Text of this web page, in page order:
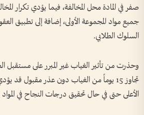
صفر في المادة محل المخالفة، فيما يؤدي تكرار
جميع مواد المجموعة الأولى، إضافة إلى تطبيق
السلوك الطلابي.
وحذرت من تأثير الغياب غير المبرر على مستقبل
تجاوز 15 يوماً من الغياب دون عذر مقبول قد
الأعلى حتى في حال تحقيق درجات النجاح في المواد